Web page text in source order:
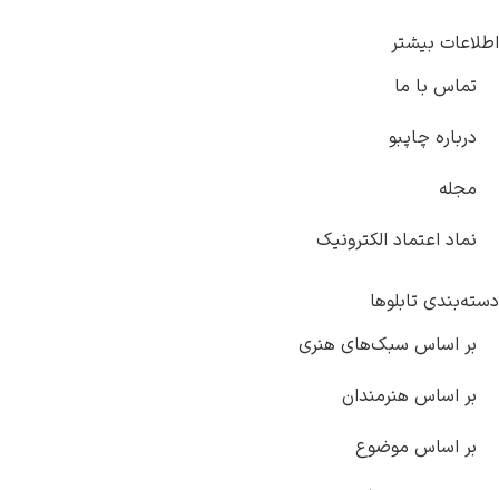
اطلاعات بیشتر
تماس با ما
درباره چاپبو
مجله
نماد اعتماد الکترونیک
دسته‌بندی تابلوها
بر اساس سبک‌های هنری
بر اساس هنرمندان
بر اساس موضوع